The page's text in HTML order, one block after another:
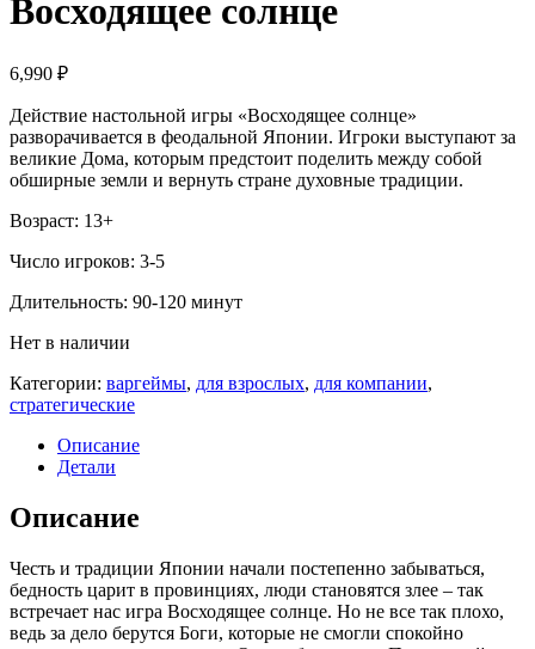
Восходящее солнце
6,990 ₽
Действие настольной игры «Восходящее солнце»
разворачивается в феодальной Японии. Игроки выступают за
великие Дома, которым предстоит поделить между собой
обширные земли и вернуть стране духовные традиции.
Возраст: 13+
Число игроков: 3-5
Длительность: 90-120 минут
Нет в наличии
Категории: варгеймы, для взрослых, для компании,
стратегические
Описание
Детали
Описание
Честь и традиции Японии начали постепенно забываться,
бедность царит в провинциях, люди становятся злее – так
встречает нас игра Восходящее солнце. Но не все так плохо,
ведь за дело берутся Боги, которые не смогли спокойно